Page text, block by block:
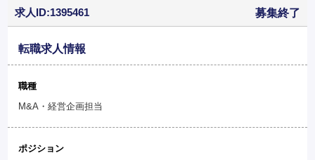
求人ID:1395461 募集終了
転職求人情報
職種
M&A・経営企画担当
ポジション